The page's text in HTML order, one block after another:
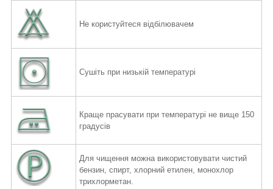
Не користуйтеся відбілювачем
Сушіть при низькій температурі
Краще прасувати при температурі не вище 150
градусів
Для чищення можна використовувати чистий
бензин, спирт, хлорний етилен, монохлор
трихлорметан.